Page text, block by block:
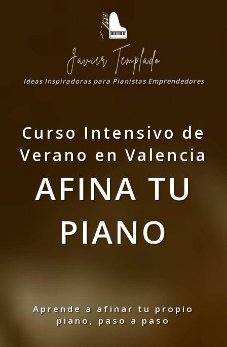
Ideas Inspiradoras para Pianistas Emprendedores
Curso Intensivo de
Verano en Valencia
AFINA TU
PIANO
Aprende a afinar tu propio
piano, paso a paso